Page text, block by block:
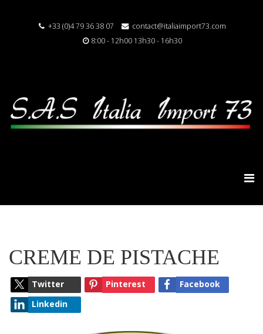
+33 (0)4 79 36 38 07
contact@italiaimport73.com
8:00 - 12h00 13h30 - 16h30
CREME DE PISTACHE
Twitter Pinterest
Facebook
Linkedin